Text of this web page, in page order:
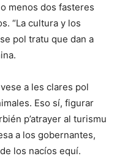
menos dos fasteres
“La cultura y los
pol tratu que dan a
a les clares pol
Eso sí, figurar
p’atrayer al turismu
a los gobernantes,
los nacíos equí.